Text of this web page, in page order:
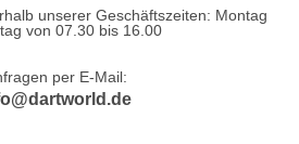
unserer Geschäftszeiten: Montag
von 07.30 bis 16.00
per E-Mail: